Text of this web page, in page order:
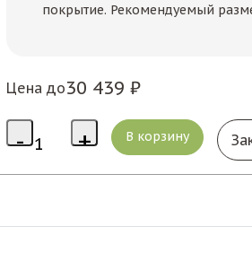
покрытие. Рекомендуемый
Цена до30 439 ₽